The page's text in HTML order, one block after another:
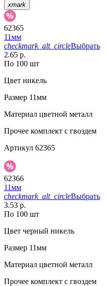
xmark
62365
11мм
checkmark_alt_circleВыбрать
2.65 р.
По 100 шт
Цвет никель
Размер 11мм
Материал цветной металл
Прочее комплект с гвоздем
Артикул 62365
62366
11мм
checkmark_alt_circleВыбрать
3.53 р.
По 100 шт
Цвет черный никель
Размер 11мм
Материал цветной металл
Прочее комплект с гвоздем